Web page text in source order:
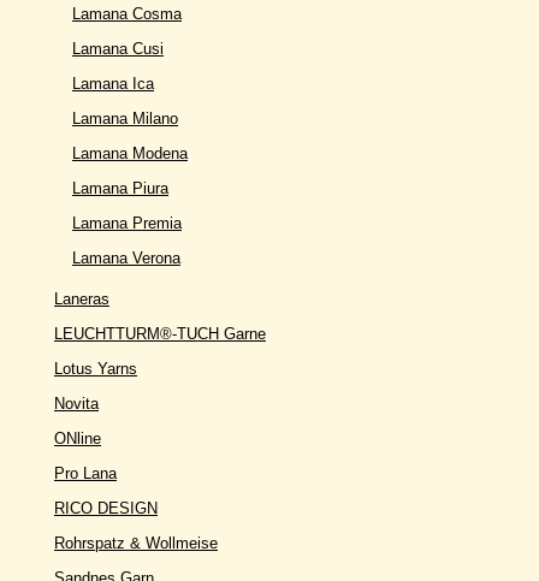
Lamana Cosma
Lamana Cusi
Lamana Ica
Lamana Milano
Lamana Modena
Lamana Piura
Lamana Premia
Lamana Verona
Laneras
LEUCHTTURM®-TUCH Garne
Lotus Yarns
Novita
ONline
Pro Lana
RICO DESIGN
Rohrspatz & Wollmeise